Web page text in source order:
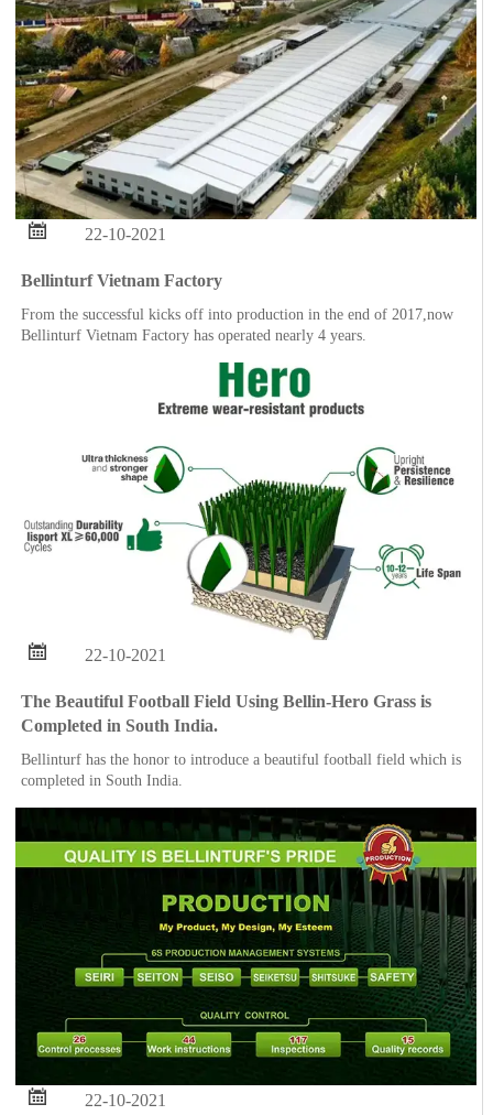
 22-10-2021
Bellinturf Vietnam Factory
From the successful kicks off into production in the end of 2017,now
Bellinturf Vietnam Factory has operated nearly 4 years.
 22-10-2021
The Beautiful Football Field Using Bellin-Hero Grass is
Completed in South India.
Bellinturf has the honor to introduce a beautiful football field which is
completed in South India.
 22-10-2021